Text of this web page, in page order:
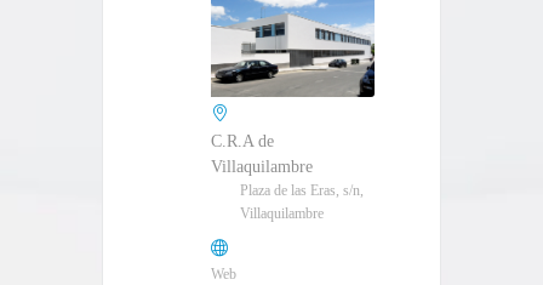
C.R.A de
Villaquilambre
Plaza de las Eras, s/n,
Villaquilambre
Web